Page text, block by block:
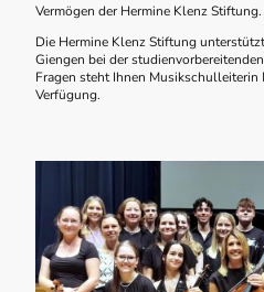
Vermögen der Hermine Klenz Stiftung.
​Die Hermine Klenz Stiftung
Giengen bei der
Fragen steht Ihnen Musikschulleiterin
Verfügung.